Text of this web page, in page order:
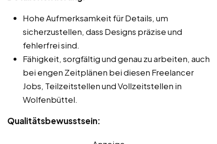
Hohe Aufmerksamkeit für Details, um
sicherzustellen, dass Designs präzise und
fehlerfrei sind.
Fähigkeit, sorgfältig und genau zu arbeiten, auch
bei engen Zeitplänen bei diesen Freelancer
Jobs, Teilzeitstellen und Vollzeitstellen in
Wolfenbüttel.
Qualitätsbewusstsein: